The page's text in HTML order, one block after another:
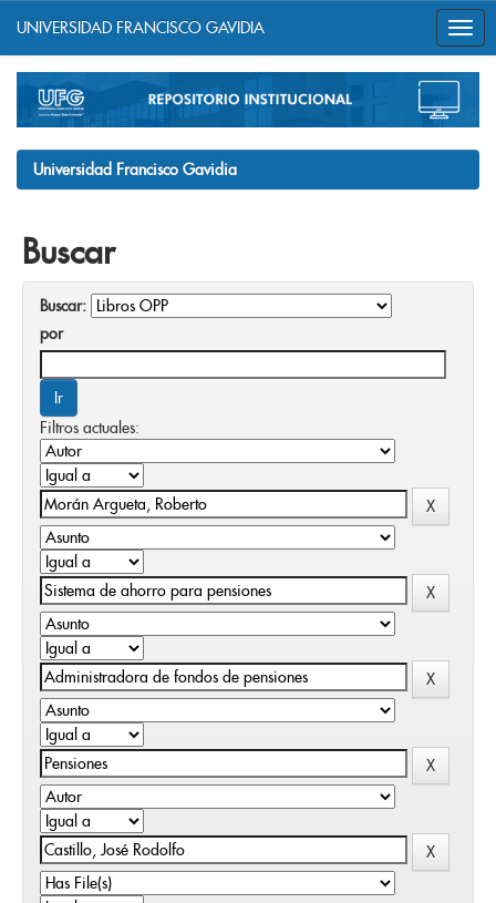
navigation
UNIVERSIDAD FRANCISCO GAVIDIA
Universidad Francisco Gavidia
Buscar
Buscar:
por
Filtros actuales: